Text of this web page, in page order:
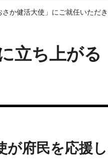
か健活大使」にご就任いただ
立ち上が
が府民を応援